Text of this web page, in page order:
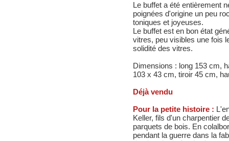
Le buffet a été entièrement
poignées d'origine un peu
toniques et joyeuses.
Le buffet est en bon état
vitres, peu visibles une fois
solidité des vitres.
Dimensions : long 153 cm,
103 x 43 cm, tiroir 45 cm,
Déjà vendu
Pour la petite histoire :
Keller, fils d'un charpentier
parquets de bois. En
pendant la guerre dans la